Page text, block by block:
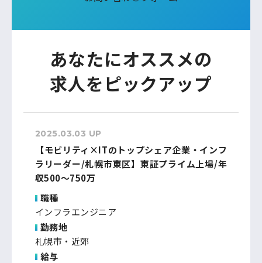
あなたにオススメの
求人をピックアップ
2025.03.03 UP
【モビリティ×ITのトップシェア企業・インフ
ラリーダー/札幌市東区】東証プライム上場/年
収500～750万
職種
インフラエンジニア
勤務地
札幌市・近郊
給与